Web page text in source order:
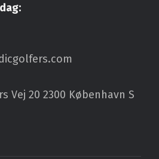
Vej 20 2300 København S